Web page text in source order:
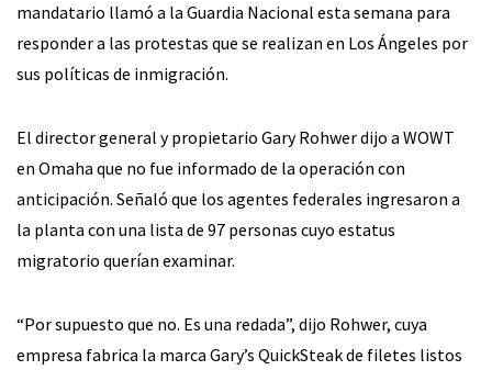
mandatario llamó a la Guardia Nacional esta semana para
responder a las protestas que se realizan en Los Ángeles por
sus políticas de inmigración.
El director general y propietario Gary Rohwer dijo a WOWT
en Omaha que no fue informado de la operación con
anticipación. Señaló que los agentes federales ingresaron a
la planta con una lista de 97 personas cuyo estatus
migratorio querían examinar.
“Por supuesto que no. Es una redada”, dijo Rohwer, cuya
empresa fabrica la marca Gary’s QuickSteak de filetes listos